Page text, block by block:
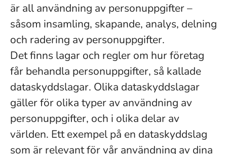
är all användning av personuppgifter –
såsom insamling, skapande, analys, delning
och radering av personuppgifter.
Det finns lagar och regler om hur företag
får behandla personuppgifter, så kallade
dataskyddslagar. Olika dataskyddslagar
gäller för olika typer av användning av
personuppgifter, och i olika delar av
världen. Ett exempel på en dataskyddslag
som är relevant för vår användning av dina